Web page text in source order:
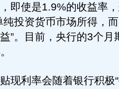
即使是1.9%的收益率
纯投资货币市场所得，
”。目前，央行的3个月
利率会随着银行积极“